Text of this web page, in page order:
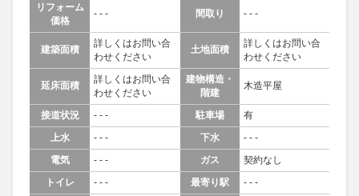
リフォーム
価格
- - - 間取り - - -
建築面積
詳しくはお問い合
わせください
土地面積
詳しくはお問い合
わせください
延床面積
詳しくはお問い合
わせください
建物構造・
階建
木造平屋
接道状況 - - - 駐車場
有
上水
- - - 下水
- - -
電気
- - - ガス
契約なし
トイレ
- - - 最寄り駅
- - -